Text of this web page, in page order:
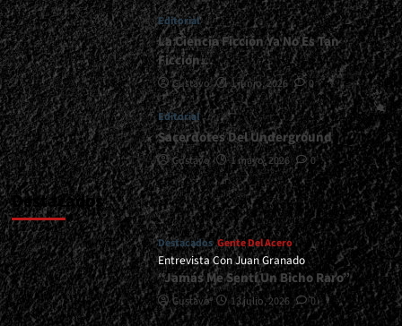
Editorial
La Ciencia Ficción Ya No Es Tan
Ficción…
Gustavo 1 junio, 2026 0
Editorial
Sacerdotes Del Underground
Gustavo 1 mayo, 2026 0
Destacados
Destacados Gente Del Acero
Entrevista Con Juan Granado
“Jamás Me Sentí Un Bicho Raro”
Gustavo 13 julio, 2026 0